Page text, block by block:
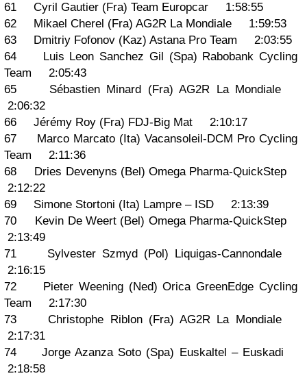
61 Cyril Gautier (Fra) Team Europcar 1:58:55
62 Mikael Cherel (Fra) AG2R La Mondiale 1:59:53
63 Dmitriy Fofonov (Kaz) Astana Pro Team 2:03:55
64 Luis Leon Sanchez Gil (Spa) Rabobank Cycling
Team 2:05:43
65 Sébastien Minard (Fra) AG2R La Mondiale
2:06:32
66 Jérémy Roy (Fra) FDJ-Big Mat 2:10:17
67 Marco Marcato (Ita) Vacansoleil-DCM Pro Cycling
Team 2:11:36
68 Dries Devenyns (Bel) Omega Pharma-QuickStep
2:12:22
69 Simone Stortoni (Ita) Lampre – ISD 2:13:39
70 Kevin De Weert (Bel) Omega Pharma-QuickStep
2:13:49
71 Sylvester Szmyd (Pol) Liquigas-Cannondale
2:16:15
72 Pieter Weening (Ned) Orica GreenEdge Cycling
Team 2:17:30
73 Christophe Riblon (Fra) AG2R La Mondiale
2:17:31
74 Jorge Azanza Soto (Spa) Euskaltel – Euskadi
2:18:58